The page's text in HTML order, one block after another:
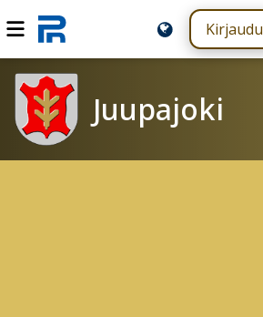
Kirjaudu
Juupajoki